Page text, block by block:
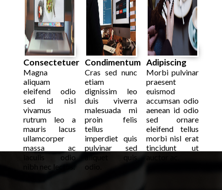
Consectetuer
Magna
aliquam
eleifend odio
sed id nisl
vivamus
rutrum leo a
mauris lacus
ullamcorper
massa ac
iaculis odio
nibh nec lectus.
Condimentum
Cras sed nunc
etiam
dignissim leo
duis viverra
malesuada mi
proin felis
tellus
imperdiet quis
pulvinar sed
aliquet quis
odio.
Adipiscing
Morbi pulvinar
praesent
euismod
accumsan odio
aenean id odio
sed ornare
eleifend tellus
morbi nisl erat
tincidunt ut